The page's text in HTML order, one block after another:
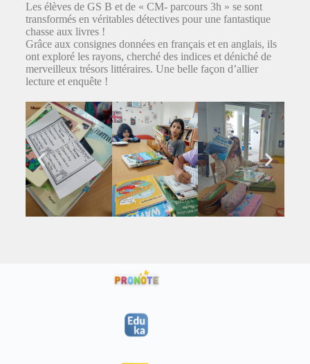
Les élèves de GS B et de « CM- parcours 3h » se sont
transformés en véritables détectives pour une fantastique
chasse aux livres !
Grâce aux consignes données en français et en anglais, ils
ont exploré les rayons, cherché des indices et déniché de
merveilleux trésors littéraires. Une belle façon d’allier
lecture et enquête !